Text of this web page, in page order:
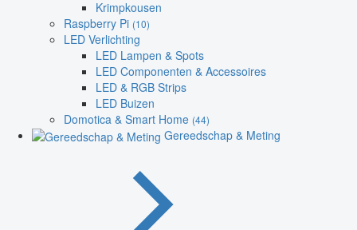
Krimpkousen
Raspberry Pi (10)
LED Verlichting
LED Lampen & Spots
LED Componenten & Accessoires
LED & RGB Strips
LED Buizen
Domotica & Smart Home (44)
Gereedschap & Meting